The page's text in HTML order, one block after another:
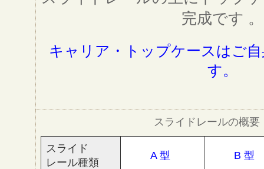
完成です 。
キャリア・トップケースはご
す。
スライドレールの概要
スライド
レール種類
A 型 B 型